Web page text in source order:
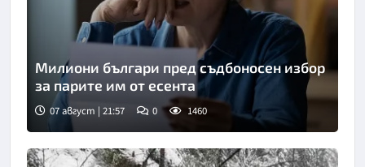
Милиони българи пред съдбоносен избор
за парите им от есента
07 август | 21:57 0 1460